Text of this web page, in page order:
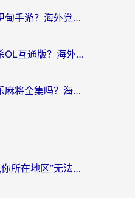
在欧洲怎么玩另一个伊甸手游？海外党亲测有效的国服游戏加速指南
马来西亚怎么玩三国杀OL互通版？海外党必看的国服游戏加速器避坑指南
国外可以玩国内的欢乐麻将全集吗？海外党亲测有效的国服游戏加速指南
“网易云由于版权保护,你所在地区”无法播放？海外党听国内音乐听书的加速器选择指南